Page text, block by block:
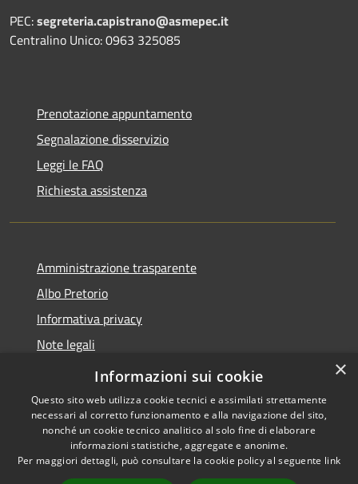
PEC:segreteria.capistrano@asmepec.it
Centralino Unico: 0963 325085
Prenotazione appuntamento
Segnalazione disservizio
Leggi le FAQ
Richiesta assistenza
Amministrazione trasparente
Albo Pretorio
Informativa privacy
Note legali
Dichiarazione di accessibilità
Accessibilità
Copyright © 2026 • Comune di
Capistrano • Powered by
×
Informazioni sui cookie
Questo sito web utilizza cookie tecnici e assimilati strettamente
necessari al corretto funzionamento e alla navigazione del sito,
nonché un cookie tecnico analitico al solo fine di elaborare
informazioni statistiche, aggregate e anonime.
Per maggiori dettagli, può consultare la cookie policy al seguente link